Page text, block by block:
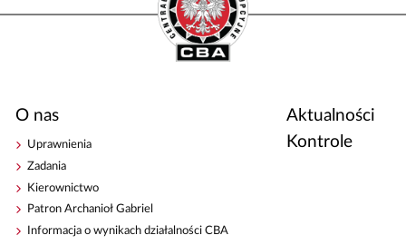
O nas
Uprawnienia
Zadania
Kierownictwo
Patron Archanioł Gabriel
Informacja o wynikach działalności CBA
Aktualności
Kontrole